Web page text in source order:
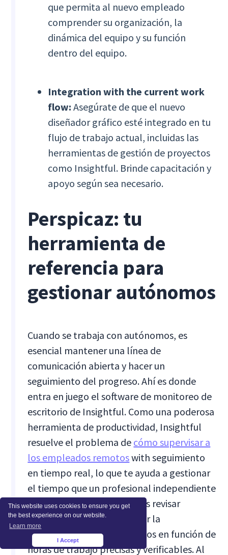
This website uses cookies to ensure you get
the best experience on our website.
Learn more
I Accept
que permita al nuevo empleado
comprender su organización, la
dinámica del equipo y su función
dentro del equipo.
Integration with the current work
flow:Asegúrate de que el nuevo
diseñador gráfico esté integrado en tu
flujo de trabajo actual, incluidas las
herramientas de gestión de proyectos
como Insightful. Brinde capacitación y
apoyo según sea necesario.
Perspicaz: tu
herramienta de
referencia para
gestionar autónomos
Cuando se trabaja con autónomos, es
esencial mantener una línea de
comunicación abierta y hacer un
seguimiento del progreso. Ahí es donde
entra en juego el software de monitoreo de
escritorio de Insightful. Como una poderosa
herramienta de productividad, Insightful
resuelve el problema de cómo supervisar a
los empleados remotoswith seguimiento
en tiempo real, lo que te ayuda a gestionar
el tiempo que un profesional independiente
dedica a tu proyecto. Puedes revisar
informes detallados, evaluar la
productividad y realizar pagos en función de
horas de trabajo precisas y verificables. Al